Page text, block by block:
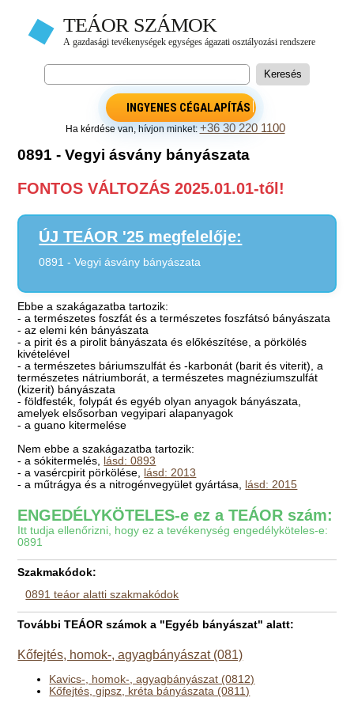
INGYENES CÉGALAPÍTÁS
Ha kérdése van, hívjon minket:+36 30 220 1100
0891 - Vegyi ásvány bányászata
FONTOS VÁLTOZÁS 2025.01.01-től!
ÚJ TEÁOR '25 megfelelője:
0891 - Vegyi ásvány bányászata
Ebbe a szakágazatba tartozik:
- a természetes foszfát és a természetes foszfátsó bányászata
- az elemi kén bányászata
- a pirit és a pirolit bányászata és előkészítése, a pörkölés
kivételével
- a természetes báriumszulfát és -karbonát (barit és viterit), a
természetes nátriumborát, a természetes magnéziumszulfát
(kizerit) bányászata
- földfesték, folypát és egyéb olyan anyagok bányászata,
amelyek elsősorban vegyipari alapanyagok
- a guano kitermelése
Nem ebbe a szakágazatba tartozik:
- a sókitermelés, lásd: 0893
- a vasércpirit pörkölése, lásd: 2013
- a műtrágya és a nitrogénvegyület gyártása, lásd: 2015
ENGEDÉLYKÖTELES-e ez a TEÁOR szám:
Itt tudja ellenőrizni, hogy ez a tevékenység engedélyköteles-e:
0891
Szakmakódok:
0891 teáor alatti szakmakódok
További TEÁOR számok a "Egyéb bányászat" alatt:
Kőfejtés, homok-, agyagbányászat (081)
Kavics-, homok-, agyagbányászat (0812)
Kőfejtés, gipsz, kréta bányászata (0811)